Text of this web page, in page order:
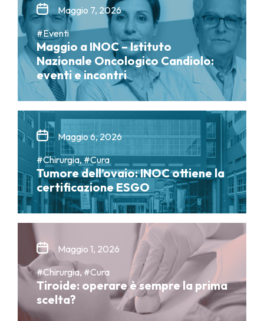
Maggio 7, 2026
#Eventi
Maggio a INOC – Istituto
Nazionale Oncologico Candiolo:
eventi e incontri
Maggio 6, 2026
#Chirurgia, #Cura
Tumore dell’ovaio: INOC ottiene la
certificazione ESGO
Maggio 1, 2026
#Chirurgia, #Cura
Tiroide: operare è sempre la prima
scelta?